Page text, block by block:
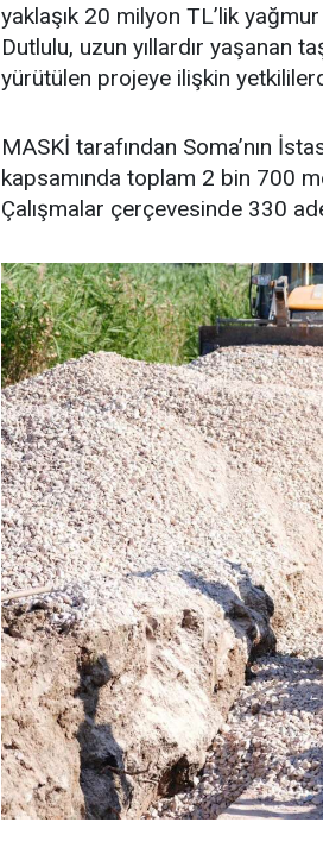
yaklaşık 20 milyon TL’lik
Dutlulu, uzun yıllardır yaşanan
yürütülen projeye ilişkin
MASKİ tarafından Soma’nın
kapsamında toplam 2 bin 700
Çalışmalar çerçevesinde 330